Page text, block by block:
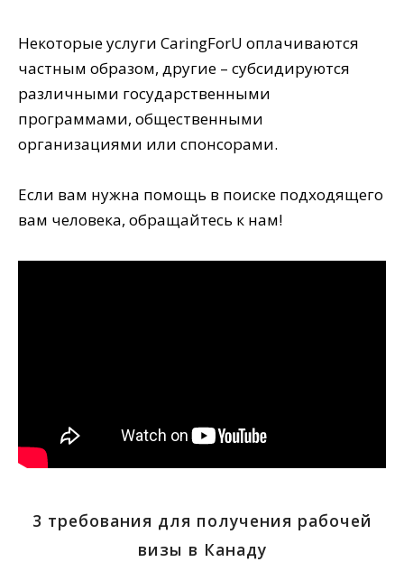
Некоторые услуги CaringForU оплачиваются
частным образом, другие – субсидируются
различными государственными
программами, общественными
организациями или спонсорами.
Если вам нужна помощь в поиске подходящего
вам человека, обращайтесь к нам!
3 требования для получения рабочей
визы в Канаду